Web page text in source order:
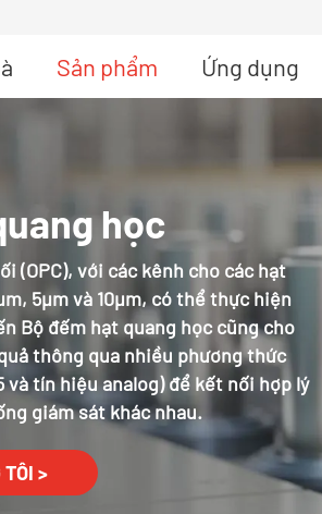
Sản phẩm Ứng dụng
học
(OPC), với các kênh cho các hạt
5μm và 10μm, có thể thực hiện
Bộ đếm hạt quang học cũng cho
thông qua nhiều phương thức
và tín hiệu analog) để kết nối hợp lý
giám sát khác nhau.
TÔI >